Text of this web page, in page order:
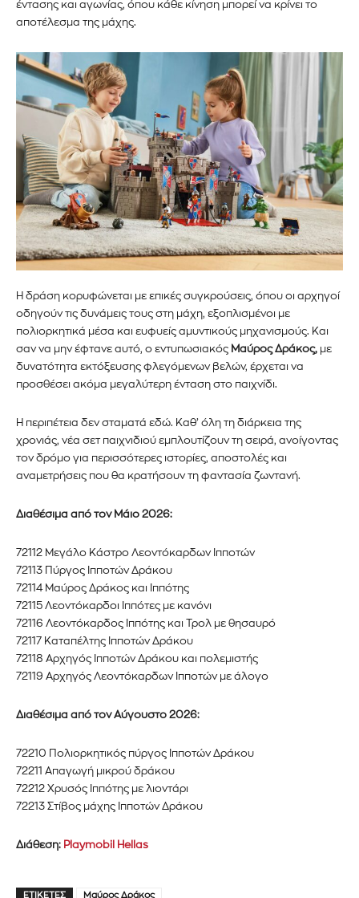
Εγγραφείτε στο Newsletter του
PetshopMarket.gr και
ενημερωθείτε πρώτοι για τα νέα
προϊόντα και τις εξελίξεις της
αγοράς.
Για να εγγραφείτε, απλώς εισάγετε τη διεύθυνση email σας
στον ιστότοπό μας ή κάντε κλικ στο κουμπί εγγραφής
παρακάτω. Μην ανησυχείτε, σεβόμαστε την ιδιωτικότητά σας
και δεν θα σας στείλουμε ανεπιθύμητα μηνύματα. Οι
πληροφορίες σας είναι ασφαλείς μαζί μας.
έντασης και αγωνίας, όπου κάθε κίνηση μπορεί να κρίνει το
αποτέλεσμα της μάχης.
Η δράση κορυφώνεται με επικές συγκρούσεις, όπου οι αρχηγοί
οδηγούν τις δυνάμεις τους στη μάχη, εξοπλισμένοι με
πολιορκητικά μέσα και ευφυείς αμυντικούς μηχανισμούς. Και
σαν να μην έφτανε αυτό, ο εντυπωσιακός Μαύρος Δράκος, με
δυνατότητα εκτόξευσης φλεγόμενων βελών, έρχεται να
προσθέσει ακόμα μεγαλύτερη ένταση στο παιχνίδι.
Η περιπέτεια δεν σταματά εδώ. Καθ’ όλη τη διάρκεια της
χρονιάς, νέα σετ παιχνιδιού εμπλουτίζουν τη σειρά, ανοίγοντας
τον δρόμο για περισσότερες ιστορίες, αποστολές και
αναμετρήσεις που θα κρατήσουν τη φαντασία ζωντανή.
Διαθέσιμα από τον Μάιο 2026:
72112 Μεγάλο Κάστρο Λεοντόκαρδων Ιπποτών
72113 Πύργος Ιπποτών Δράκου
72114 Μαύρος Δράκος και Ιππότης
72115 Λεοντόκαρδοι Ιππότες με κανόνι
72116 Λεοντόκαρδος Ιππότης και Τρολ με θησαυρό
72117 Καταπέλτης Ιπποτών Δράκου
72118 Αρχηγός Ιπποτών Δράκου και πολεμιστής
72119 Αρχηγός Λεοντόκαρδων Ιπποτών με άλογο
Διαθέσιμα από τον Αύγουστο 2026:
72210 Πολιορκητικός πύργος Ιπποτών Δράκου
72211 Απαγωγή μικρού δράκου
72212 Χρυσός Ιππότης με λιοντάρι
72213 Στίβος μάχης Ιπποτών Δράκου
Διάθεση: Playmobil Hellas
ΕΤΙΚΈΤΕΣ Μαύρος Δράκος